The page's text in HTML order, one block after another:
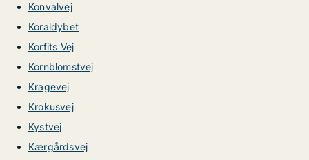
Konvalvej
Koraldybet
Korfits Vej
Kornblomstvej
Kragevej
Krokusvej
Kystvej
Kærgårdsvej